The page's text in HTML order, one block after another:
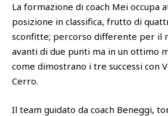
La formazione di coach Mei occupa
posizione in classifica, frutto di
sconfitte; percorso differente per il
avanti di due punti ma in un ottimo
come dimostrano i tre successi con
Cerro.
Il team guidato da coach Beneggi,